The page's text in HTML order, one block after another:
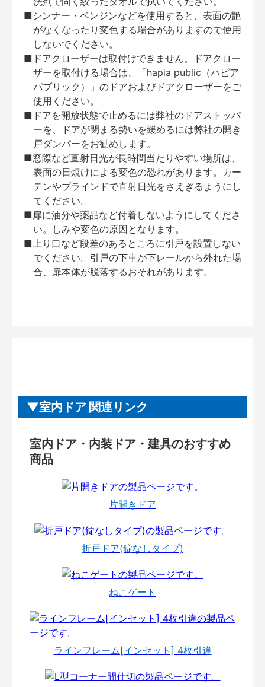
■シンナー・ベンジンなどを使用すると、表面の艶
がなくなったり変色する場合がありますので使用
しないでください。
■ドアクローザーは取付けできません。ドアクロー
ザーを取付ける場合は、「hapia public（ハピア
パブリック）」のドアおよびドアクローザーをご
使用ください。
■ドアを開放状態で止めるには弊社のドアストッパ
ーを、ドアが閉まる勢いを緩めるには弊社の開き
戸ダンパーをお勧めします。
■窓際など直射日光が長時間当たりやすい場所は、
表面の日焼けによる変色の恐れがあります。カー
テンやブラインドで直射日光をさえぎるようにし
てください。
■扉に油分や薬品など付着しないようにしてくださ
い。しみや変色の原因となります。
■上り口など段差のあるところに引戸を設置しない
でください。引戸の下車が下レールから外れた場
合、扉本体が脱落するおそれがあります。
室内ドア 関連リンク
室内ドア・内装ドア・建具のおすすめ
商品
片開きドア
折戸ドア(錠なしタイプ)
ねこゲート
ラインフレーム[インセット] 4枚引違